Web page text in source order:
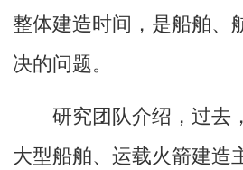
整体建造时间，是船舶、
决的问题。
研究团队介绍，过去
大型船舶、运载火箭建造